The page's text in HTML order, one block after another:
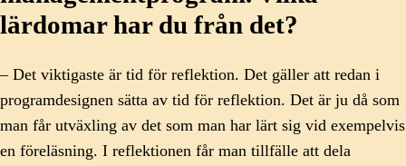
lärdomar har du från det?
– Det viktigaste är tid för reflektion. Det gäller att redan i
programdesignen sätta av tid för reflektion. Det är ju då som
man får utväxling av det som man har lärt sig vid exempelvis
en föreläsning. I reflektionen får man tillfälle att dela